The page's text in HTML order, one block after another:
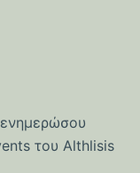
του Althlisis